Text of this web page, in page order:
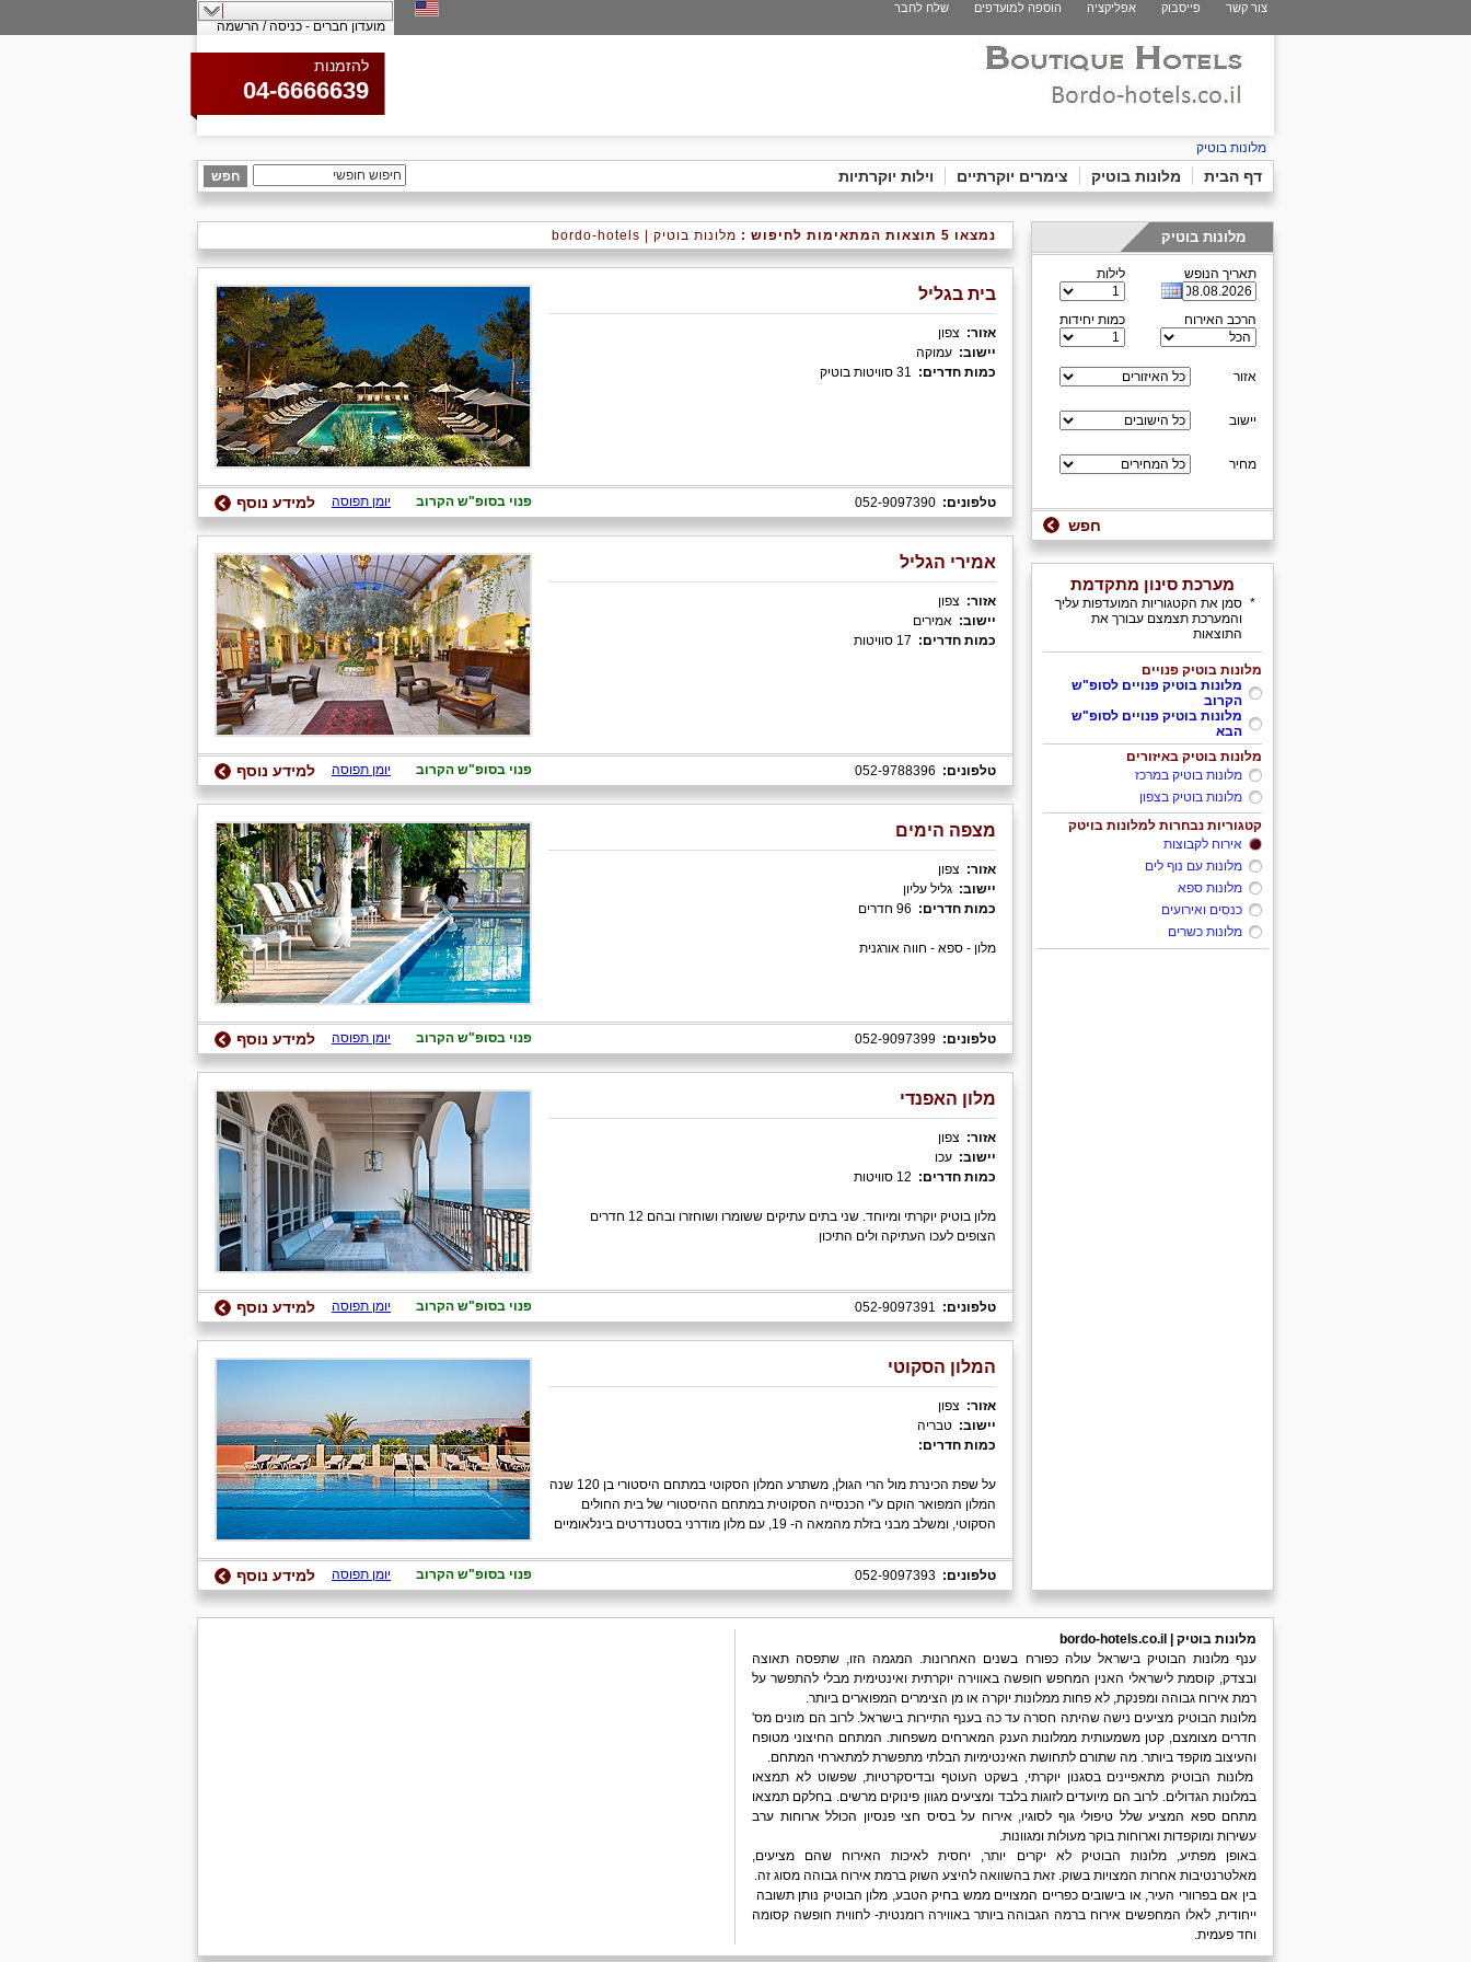
מועדון חברים - כניסה / הרשמה
צור קשר פייסבוק אפליקציה הוספה למועדפים שלח לחבר
להזמנות
04-6666639
מלונות בוטיק
דף הבית מלונות בוטיק צימרים יוקרתיים וילות יוקרתיות חפש
מלונות בוטיק
תאריך הנופש לילות
הרכב האירוח כמות יחידות
אזור
יישוב
מחיר
חפש
מערכת סינון מתקדמת
* סמן את הקטגוריות המועדפות עליך
והמערכת תצמצם עבורך את
התוצאות
מלונות בוטיק פנויים
מלונות בוטיק פנויים לסופ"ש
הקרוב
מלונות בוטיק פנויים לסופ"ש
הבא
מלונות בוטיק באיזורים
מלונות בוטיק במרכז
מלונות בוטיק בצפון
קטגוריות נבחרות למלונות בויטק
אירוח לקבוצות
מלונות עם נוף לים
מלונות ספא
כנסים ואירועים
מלונות כשרים
נמצאו 5 תוצאות המתאימות לחיפוש : מלונות בוטיק | bordo-hotels
בית בגליל
אזור: צפון
יישוב: עמוקה
כמות חדרים:
טלפונים: פנוי בסופ"ש הקרוב למידע נוסף יומן תפוסה
אמירי הגליל
אזור: צפון
יישוב: אמירים
כמות חדרים:
טלפונים: פנוי בסופ"ש הקרוב למידע נוסף יומן תפוסה
מצפה הימים
אזור: צפון
יישוב: גליל עליון
כמות חדרים:
מלון - ספא - חווה אורגנית
טלפונים: פנוי בסופ"ש הקרוב למידע נוסף יומן תפוסה
מלון האפנדי
אזור: צפון
יישוב: עכו
כמות חדרים:
מלון בוטיק יוקרתי ומיוחד. שני בתים עתיקים ששומרו ושוחזרו ובהם 12 חדרים
הצופים לעכו העתיקה ולים התיכון
טלפונים: פנוי בסופ"ש הקרוב למידע נוסף יומן תפוסה
המלון הסקוטי
אזור: צפון
יישוב: טבריה
כמות חדרים:
על שפת הכינרת מול הרי הגולן, משתרע המלון הסקוטי במתחם היסטורי בן 120 שנה
המלון המפואר הוקם ע"י הכנסייה הסקוטית במתחם ההיסטורי של בית החולים
הסקוטי, ומשלב מבני בזלת מהמאה ה- 19, עם מלון מודרני בסטנדרטים בינלאומיים
טלפונים: פנוי בסופ"ש הקרוב למידע נוסף יומן תפוסה
מלונות בוטיק | bordo-hotels.co.il
ענף מלונות הבוטיק בישראל עולה כפורח בשנים האחרונות. המגמה הזו, שתפסה תאוצה
ובצדק, קוסמת לישראלי האנין המחפש חופשה באווירה יוקרתית ואינטימית מבלי להתפשר על
רמת אירוח גבוהה ומפנקת, לא פחות ממלונות יוקרה או מן הצימרים המפוארים ביותר.
מלונות הבוטיק מציעים נישה שהיתה חסרה עד כה בענף התיירות בישראל. לרוב הם מונים מס'
חדרים מצומצם, קטן משמעותית ממלונות הענק המארחים משפחות. המתחם החיצוני מטופח
והעיצוב מוקפד ביותר. מה שתורם לתחושת האינטימיות הבלתי מתפשרת למתארחי המתחם.
מלונות הבוטיק מתאפיינים בסגנון יוקרתי, בשקט העוטף ובדיסקרטיות, שפשוט לא תמצאו
במלונות הגדולים. לרוב הם מיועדים לזוגות בלבד ומציעים מגוון פינוקים מרשים. בחלקם תמצאו
מתחם ספא המציע שלל טיפולי גוף לסוגיו, אירוח על בסיס חצי פנסיון הכולל ארוחות ערב
עשירות ומוקפדות וארוחות בוקר מעולות ומגוונות.
באופן מפתיע, מלונות הבוטיק לא יקרים יותר, יחסית לאיכות האירוח שהם מציעים,
מאלטרנטיבות אחרות המצויות בשוק. זאת בהשוואה להיצע השוק ברמת אירוח גבוהה מסוג זה.
בין אם בפרוורי העיר, או בישובים כפריים המצויים ממש בחיק הטבע, מלון הבוטיק נותן תשובה
ייחודית, לאלו המחפשים אירוח ברמה הגבוהה ביותר באווירה רומנטית- לחווית חופשה קסומה
וחד פעמית.